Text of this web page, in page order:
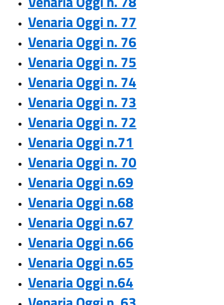
Venaria Oggi n. 77
Venaria Oggi n. 76
Venaria Oggi n. 75
Venaria Oggi n. 74
Venaria Oggi n. 73
Venaria Oggi n. 72
Venaria Oggi n.71
Venaria Oggi n. 70
Venaria Oggi n.69
Venaria Oggi n.68
Venaria Oggi n.67
Venaria Oggi n.66
Venaria Oggi n.65
Venaria Oggi n.64